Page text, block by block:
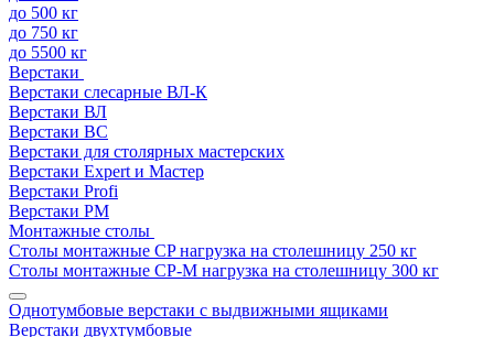
до 500 кг
до 750 кг
до 5500 кг
Верстаки
Верстаки слесарные ВЛ-К
Верстаки ВЛ
Верстаки ВС
Верстаки для столярных мастерских
Верстаки Expert и Мастер
Верстаки Profi
Верстаки РМ
Монтажные столы
Столы монтажные СP нагрузка на столешницу 250 кг
Столы монтажные СР-М нагрузка на столешницу 300 кг
Однотумбовые верстаки с выдвижными ящиками
Верстаки двухтумбовые